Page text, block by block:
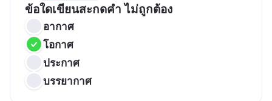
ข้อใดเขียนสะกดคำ ไม่ถูกต้อง
อากาศ
โอกาศ
ประกาศ
บรรยากาศ